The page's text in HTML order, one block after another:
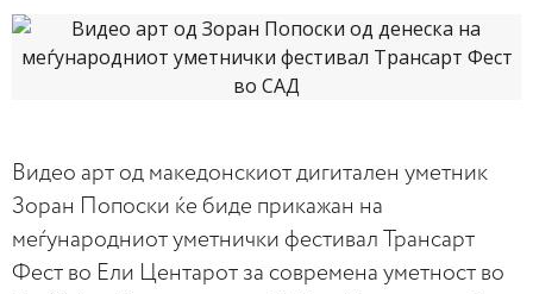
Видео арт од македонскиот дигитален уметник
Зоран Попоски ќе бидe прикажан на
меѓународниот уметнички фестивал Трансарт
Фест во Ели Центарот за современа уметност во